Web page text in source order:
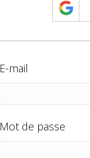
E-mail
Mot de passe